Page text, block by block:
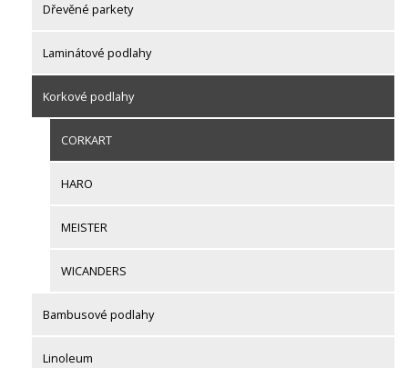
Dřevěné parkety
Laminátové podlahy
Korkové podlahy
CORKART
HARO
MEISTER
WICANDERS
Bambusové podlahy
Linoleum